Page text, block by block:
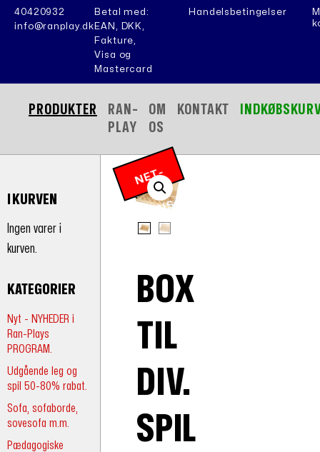
40420932
info@ranplay.dk
Betal med:
EAN, DKK,
Fakture,
Visa og
Mastercard
Handelsbetingelser
PRODUKTER
RAN-
PLAY
OM
OS
KONTAKT
I KURVEN
Ingen varer i
kurven.
KATEGORIER
Nyt - NYHEDER i
Ran-Plays
PROGRAM.
Udgående leg og
spil 50-80% rabat.
Sofa, sofaborde,
sovesofa m.m.
Pædagogiske
N
E
T
-
P
RI
S
BOX
TIL
DIV.
SPIL